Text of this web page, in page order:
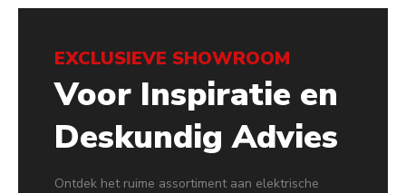
EXCLUSIEVE SHOWROOM
Voor Inspiratie en
Deskundig Advies
Ontdek het ruime assortiment aan elektrische